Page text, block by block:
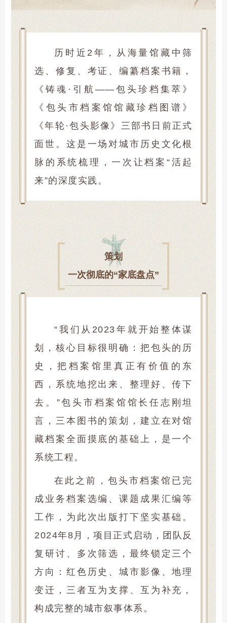
历时近2年，从海量馆藏中筛
选、修复、考证、编纂档案书籍，
《铸魂·引航——包头珍档集萃》
《包头市档案馆馆藏珍档图谱》
《年轮·包头影像》三部书日前正式
面世。这是一场对城市历史文化根
脉的系统梳理，一次让档案“活起
来”的深度实践。
策划
一次彻底的“家底盘点”
“我们从2023年就开始整体谋
划，核心目标很明确：把包头的历
史，把档案馆里真正有价值的东
西，系统地挖出来、整理好、传下
去。”包头市档案馆馆长任志刚坦
言，三本图书的策划，建立在对馆
藏档案全面摸底的基础上，是一个
系统工程。
在此之前，包头市档案馆已完
成业务档案选编、课题成果汇编等
工作，为此次出版打下坚实基础。
2024年8月，项目正式启动，团队反
复研讨、多次筛选，最终锁定三个
方向：红色历史、城市影像、地理
变迁，三者互为支撑、互为补充，
构成完整的城市叙事体系。